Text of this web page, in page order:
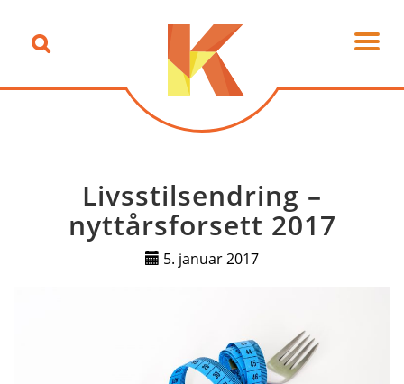
Livsstilsendring –
nyttårsforsett 2017
5. januar 2017